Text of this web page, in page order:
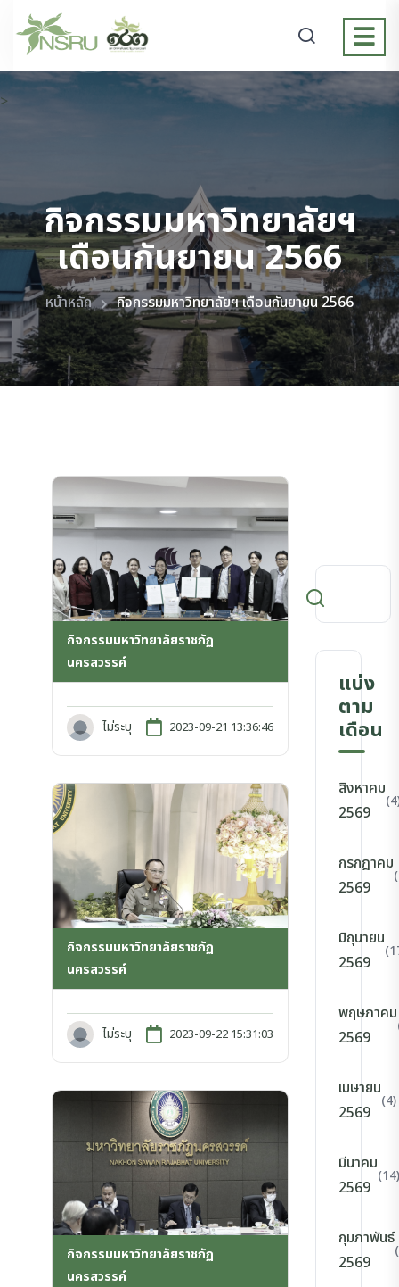
>
กิจกรรมมหาวิทยาลัยฯ
เดือนกันยายน 2566
หน้าหลัก กิจกรรมมหาวิทยาลัยฯ เดือนกันยายน 2566
กิจกรรมมหาวิทยาลัยราชภัฏ
นครสวรรค์
ไม่ระบุ 2023-09-21 13:36:46
กิจกรรมมหาวิทยาลัยราชภัฏ
นครสวรรค์
ไม่ระบุ 2023-09-22 15:31:03
กิจกรรมมหาวิทยาลัยราชภัฏ
นครสวรรค์
แบ่ง
ตาม
เดือน
สิงหาคม
2569
กรกฎาคม
2569
มิถุนายน
2569
พฤษภาคม
2569
เมษายน
2569
(4)
มีนาคม
2569
(14)
กุมภาพันธ์
2569